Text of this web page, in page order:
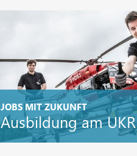
JOBS MIT ZUKUNFT
Ausbildung am UKR